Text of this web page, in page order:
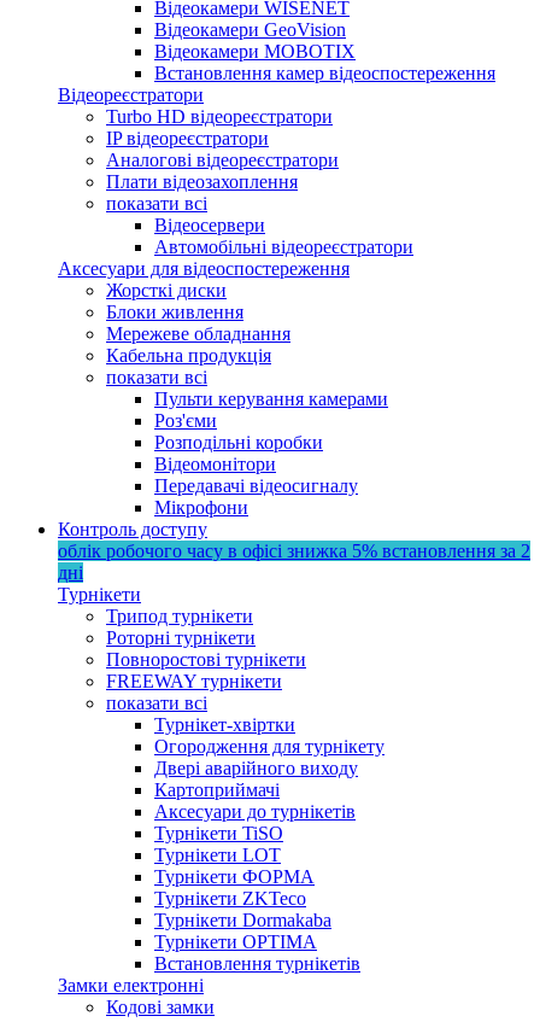
Відеокамери WISENET
Відеокамери GeoVision
Відеокамери MOBOTIX
Встановлення камер відеоспостереження
Відеореєстратори
Turbo HD відеореєстратори
IP відеореєстратори
Аналогові відеореєстратори
Плати відеозахоплення
показати всі
Відеосервери
Автомобільні відеореєстратори
Аксесуари для відеоспостереження
Жорсткі диски
Блоки живлення
Мережеве обладнання
Кабельна продукція
показати всі
Пульти керування камерами
Роз'єми
Розподільні коробки
Відеомонітори
Передавачі відеосигналу
Мікрофони
Контроль доступу
облік робочого часу в офісі знижка 5% встановлення за 2
дні
Турнікети
Трипод турнікети
Роторні турнікети
Повноростові турнікети
FREEWAY турнікети
показати всі
Турнікет-хвіртки
Огородження для турнікету
Двері аварійного виходу
Картоприймачі
Аксесуари до турнікетів
Турнікети TiSO
Турнікети LOT
Турнікети ФОРМА
Турнікети ZKTeco
Турнікети Dormakaba
Турнікети OPTIMA
Встановлення турнікетів
Замки електронні
Кодові замки